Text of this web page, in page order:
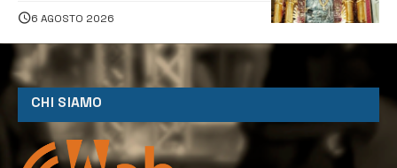
6 AGOSTO 2026
CHI SIAMO